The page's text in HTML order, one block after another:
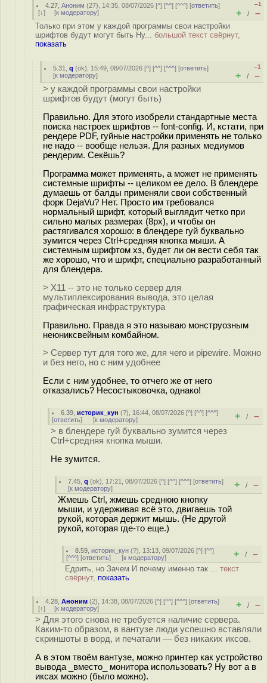
4.27 ,Аноним (27), 14:35, 08/07/2026 [^] [^^] [^^^] [ответить]
[↓] [к модератору]
–1
+ / –
Только при этом у каждой программы свои настройки
шрифтов будут могут быть Ну... большой текст свёрнут,
показать
5.31 ,q (ok), 15:49, 08/07/2026 [^] [^^] [^^^] [ответить]
[к модератору]
–1
+ / –
> у каждой программы свои настройки
шрифтов будут (могут быть)
Правильно. Для этого изобрели стандартные места
поиска настроек шрифтов -- font-config. И, кстати, при
рендере PDF, гуйные настройки применять не только
не надо -- вообще нельзя. Для разных медиумов
рендерим. Секёшь?
Программа может применять, а может не применять
системные шрифты -- целиком ее дело. В блендере
думаешь от балды применяли свои собственный
форк DejaVu? Нет. Просто им требовался
нормальный шрифт, который выглядит четко при
сильно малых размерах (8px), и чтобы он
растягивался хорошо: в блендере гуй буквально
зумится через Ctrl+средняя кнопка мыши. А
системным шрифтом хз, будет ли он вести себя так
же хорошо, что и шрифт, специально разработанный
для блендера.
> X11 -- это не только сервер для
мультиплексирования вывода, это целая
графическая инфраструктура
Правильно. Правда я это называю монструозным
неюниксвейным комбайном.
> Сервер тут для того же, для чего и pipewire. Можно
и без него, но с ним удобнее
Если с ним удобнее, то отчего же от него
отказались? Несостыковочка, однако!
6.39 ,историк_кун (?), 16:44, 08/07/2026 [^] [^^] [^^^]
[ответить] [к модератору] + / –
> в блендере гуй буквально зумится через
Ctrl+средняя кнопка мыши.
Не зумится.
7.45 ,q (ok), 17:21, 08/07/2026 [^] [^^] [^^^] [ответить]
[к модератору] + / –
Жмешь Ctrl, жмешь среднюю кнопку
мыши, и удерживая всё это, двигаешь той
рукой, которая держит мышь. (Не другой
рукой, которая где-то еще.)
8.59 ,историк_кун (?), 13:13, 09/07/2026 [^] [^^]
[^^^] [ответить] [к модератору] + / –
Едрить, но Зачем И почему именно так ... текст
свёрнут, показать
4.28 ,Аноним (2), 14:38, 08/07/2026 [^] [^^] [^^^] [ответить]
[↑] [к модератору] + / –
> Для этого снова не требуется наличие сервера.
Каким-то образом, в вантузе люди успешно вставляли
скриншоты в ворд, и печатали — без никаких иксов.
А в этом твоём вантузе, можно принтер как устройство
вывода _вместо_ монитора использовать? Ну вот а в
иксах можно (было можно).